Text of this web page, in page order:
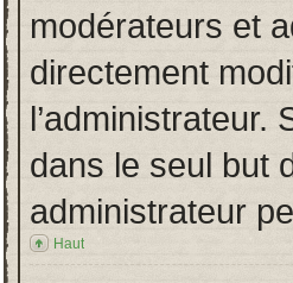
modérateurs et
directement
dans le seul but
administrateur
Haut